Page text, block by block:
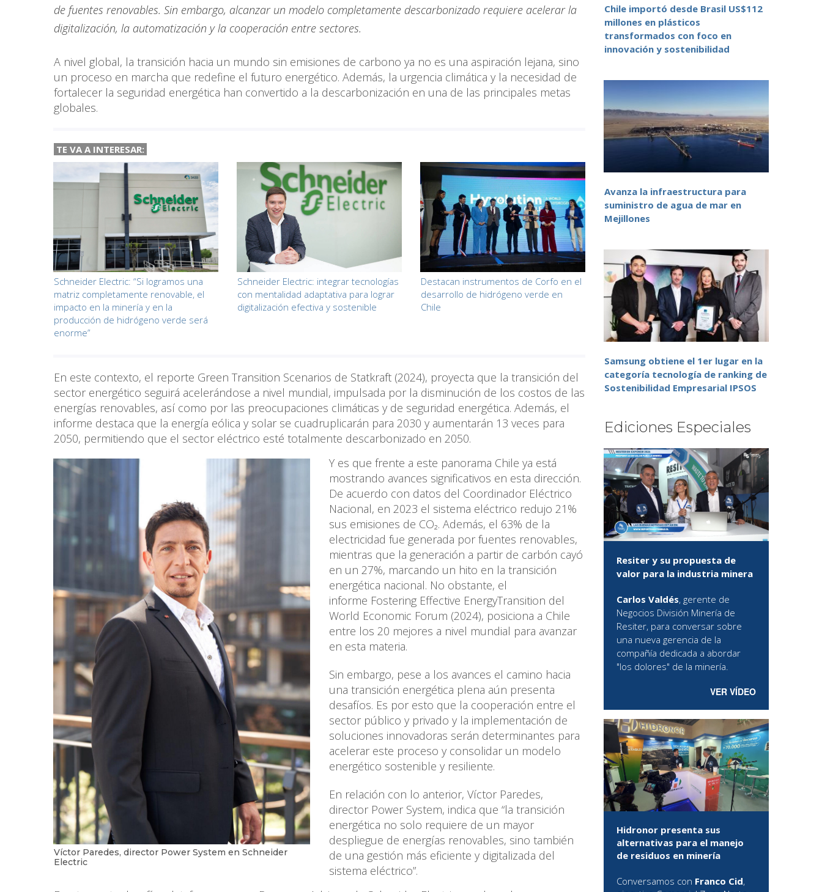
de fuentes renovables. Sin embargo, alcanzar un modelo completamente descarbonizado requiere acelerar la
digitalización, la automatización y la cooperación entre sectores.
A nivel global, la transición hacia un mundo sin emisiones de carbono ya no es una aspiración lejana, sino
un proceso en marcha que redefine el futuro energético. Además, la urgencia climática y la necesidad de
fortalecer la seguridad energética han convertido a la descarbonización en una de las principales metas
globales.
TE VA A INTERESAR:
Schneider Electric: “Si logramos una
matriz completamente renovable, el
impacto en la minería y en la
producción de hidrógeno verde será
enorme”
Schneider Electric: integrar tecnologías
con mentalidad adaptativa para lograr
digitalización efectiva y sostenible
Destacan instrumentos de Corfo en el
desarrollo de hidrógeno verde en
Chile
En este contexto, el reporte Green Transition Scenarios de Statkraft (2024), proyecta que la transición del
sector energético seguirá acelerándose a nivel mundial, impulsada por la disminución de los costos de las
energías renovables, así como por las preocupaciones climáticas y de seguridad energética. Además, el
informe destaca que la energía eólica y solar se cuadruplicarán para 2030 y aumentarán 13 veces para
2050, permitiendo que el sector eléctrico esté totalmente descarbonizado en 2050.
Víctor Paredes, director Power System en Schneider
Electric
Y es que frente a este panorama Chile ya está
mostrando avances significativos en esta dirección.
De acuerdo con datos del Coordinador Eléctrico
Nacional, en 2023 el sistema eléctrico redujo 21%
sus emisiones de CO₂. Además, el 63% de la
electricidad fue generada por fuentes renovables,
mientras que la generación a partir de carbón cayó
en un 27%, marcando un hito en la transición
energética nacional. No obstante, el
informe Fostering Effective EnergyTransition del
World Economic Forum (2024), posiciona a Chile
entre los 20 mejores a nivel mundial para avanzar
en esta materia.
Sin embargo, pese a los avances el camino hacia
una transición energética plena aún presenta
desafíos. Es por esto que la cooperación entre el
sector público y privado y la implementación de
soluciones innovadoras serán determinantes para
acelerar este proceso y consolidar un modelo
energético sostenible y resiliente.
En relación con lo anterior, Víctor Paredes,
director Power System, indica que “la transición
energética no solo requiere de un mayor
despliegue de energías renovables, sino también
de una gestión más eficiente y digitalizada del
sistema eléctrico”.
Chile importó desde Brasil US$112
millones en plásticos
transformados con foco en
innovación y sostenibilidad
Avanza la infraestructura para
suministro de agua de mar en
Mejillones
Samsung obtiene el 1er lugar en la
categoría tecnología de ranking de
Sostenibilidad Empresarial IPSOS
Ediciones Especiales
Resiter y su propuesta de
valor para la industria minera
Carlos Valdés, gerente de
Negocios División Minería de
Resiter, para conversar sobre
una nueva gerencia de la
compañía dedicada a abordar
"los dolores" de la minería.
VER VÍDEO
Hidronor presenta sus
alternativas para el manejo
de residuos en minería
Conversamos con Franco Cid,